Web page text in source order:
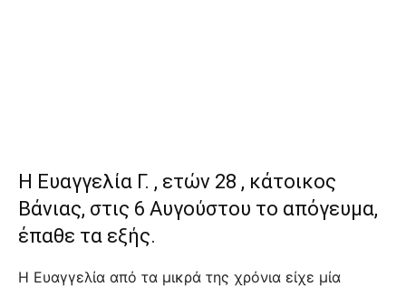
Η Ευαγγελία Γ. , ετών 28 , κάτοικος
Βάνιας, στις 6 Αυγούστου το απόγευμα,
έπαθε τα εξής.
Η Ευαγγελία από τα μικρά της χρόνια είχε μία